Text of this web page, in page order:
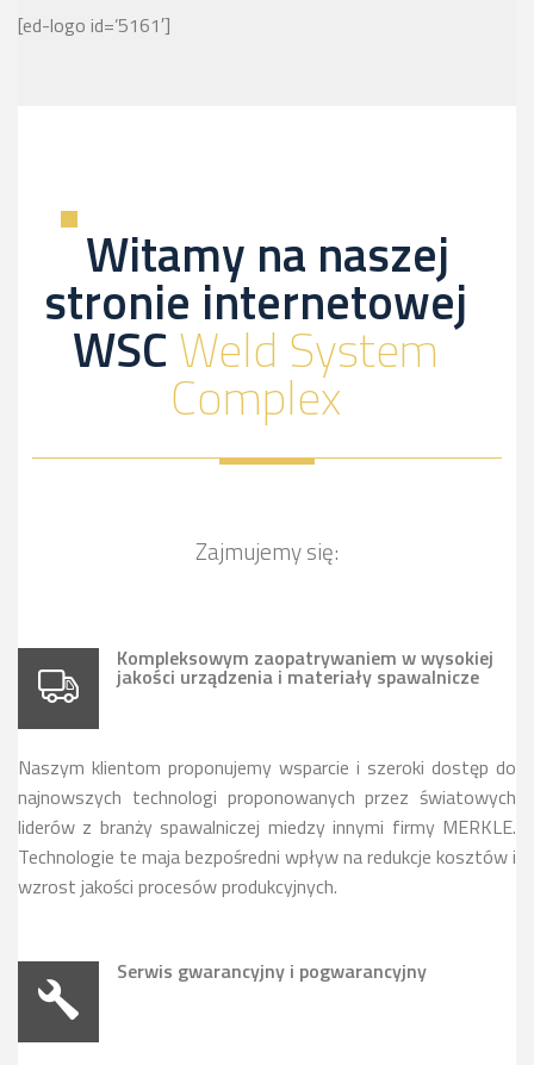
[ed-logo id=’5161′]
Witamy na naszej
stronie internetowej
WSCWeld System
Complex
Zajmujemy się:
Kompleksowym zaopatrywaniem w wysokiej
jakości urządzenia i materiały spawalnicze
Naszym klientom proponujemy wsparcie i szeroki dostęp do
najnowszych technologi proponowanych przez światowych
liderów z branży spawalniczej miedzy innymi firmy MERKLE.
Technologie te maja bezpośredni wpływ na redukcje kosztów i
wzrost jakości procesów produkcyjnych.
Serwis gwarancyjny i pogwarancyjny